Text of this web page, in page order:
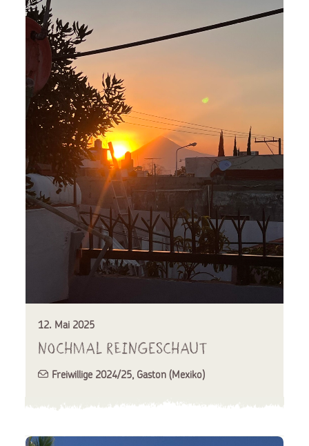
12. Mai 2025
Nochmal reingeschaut
Freiwillige 2024/25, Gaston (Mexiko)